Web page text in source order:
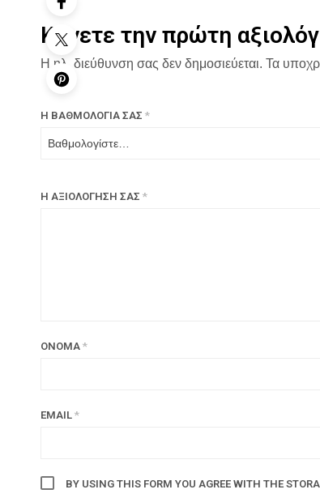
Κάνετε την πρώτη
Η ηλ. διεύθυνση σας δεν δημοσιεύεται. Τα
Η ΒΑΘΜΟΛΟΓΊΑ ΣΑΣ *
Η ΑΞΙΟΛΌΓΗΣΉ ΣΑΣ *
ΌΝΟΜΑ *
EMAIL *
BY USING THIS FORM YOU AGREE WITH THE